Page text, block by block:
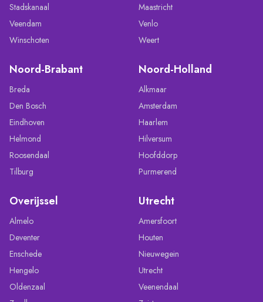
Stadskanaal
Veendam
Winschoten
Maastricht
Venlo
Weert
Noord-Brabant
Breda
Den Bosch
Eindhoven
Helmond
Roosendaal
Tilburg
Noord-Holland
Alkmaar
Amsterdam
Haarlem
Hilversum
Hoofddorp
Purmerend
Overijssel
Almelo
Deventer
Enschede
Hengelo
Oldenzaal
Utrecht
Amersfoort
Houten
Nieuwegein
Utrecht
Veenendaal